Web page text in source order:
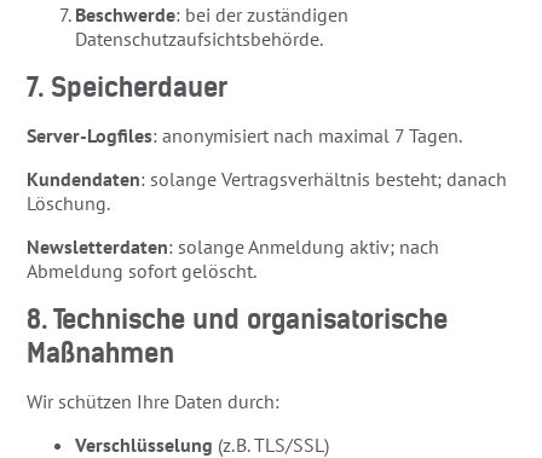
Beschwerde: bei der zuständigen
Datenschutzaufsichtsbehörde.
7. Speicherdauer
Server-Logfiles: anonymisiert nach maximal 7 Tagen.
Kundendaten: solange Vertragsverhältnis besteht; danach
Löschung.
Newsletterdaten: solange Anmeldung aktiv; nach
Abmeldung sofort gelöscht.
8. Technische und organisatorische
Maßnahmen
Wir schützen Ihre Daten durch:
Verschlüsselung (z. B. TLS/SSL)